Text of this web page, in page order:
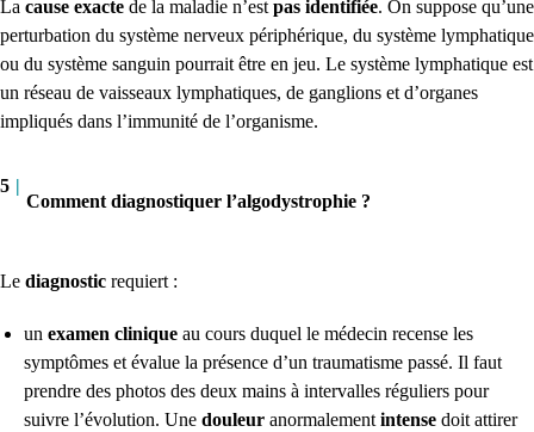
La cause exacte de la maladie n’est pas identifiée. On suppose qu’une
perturbation du système nerveux périphérique, du système lymphatique
ou du système sanguin pourrait être en jeu. Le système lymphatique est
un réseau de vaisseaux lymphatiques, de ganglions et d’organes
impliqués dans l’immunité de l’organisme.
5 |
Comment diagnostiquer l’algodystrophie ?
Le diagnostic requiert :
un examen clinique au cours duquel le médecin recense les
symptômes et évalue la présence d’un traumatisme passé. Il faut
prendre des photos des deux mains à intervalles réguliers pour
suivre l’évolution. Une douleur anormalement intense doit attirer